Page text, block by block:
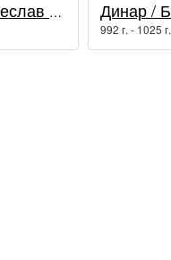
Динар / Болеслав I Храбрый
992 г. - 1025 г.